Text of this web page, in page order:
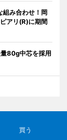
組み合わせ！岡
アリ(R)に期間
80g中芯を採用
買う